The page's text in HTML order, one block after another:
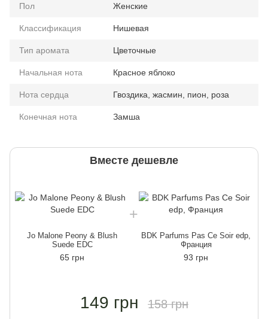
Пол Женские
Классификация Нишевая
Тип аромата Цветочные
Начальная нота Красное яблоко
Нота сердца Гвоздика, жасмин, пион, роза
Конечная нота Замша
Вместе дешевле
Jo Malone Peony & Blush
Suede EDC
65 грн
BDK Parfums Pas Ce Soir edp,
Франция
93 грн
149 грн 158 грн